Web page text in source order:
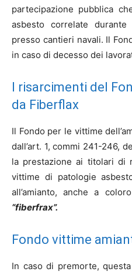
partecipazione pubblica
asbesto correlate durante
presso cantieri navali. Il
in caso di decesso dei
I risarcimenti del
da Fiberflax
Il Fondo per le vittime
dall’art. 1, commi 241-246,
la prestazione ai titolari di
vittime di patologie
all’amianto, anche a
“fiberfrax”.
Fondo vittime
In caso di premorte,